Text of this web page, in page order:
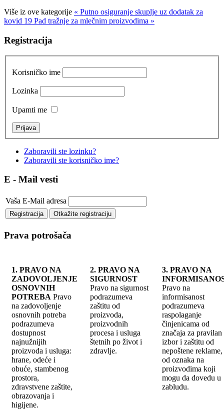
Više iz ove kategorije « Putno osiguranje skuplje uz dodatak za
kovid 19 Pad tražnje za mlečnim proizvodima »
Registracija
Korisničko ime
Lozinka
Upamti me
Zaboravili ste lozinku?
Zaboravili ste korisničko ime?
E - Mail vesti
Vaša E-Mail adresa
Prava potrošača
1. PRAVO NA
ZADOVOLJENJE
OSNOVNIH
POTREBA Pravo
na zadovoljenje
osnovnih potreba
podrazumeva
dostupnost
najnužnijih
proizvoda i usluga:
hrane, odeće i
obuće, stambenog
prostora,
zdravstvene zaštite,
obrazovanja i
higijene.
2. PRAVO NA
SIGURNOST
Pravo na sigurnost
podrazumeva
zaštitu od
proizvoda,
proizvodnih
procesa i usluga
štetnih po život i
zdravlje.
3. PRAVO NA
Pravo na
informisanost
podrazumeva
raspolaganje
činjenicama od
značaja za pravilan
izbor i zaštitu od
nepoštene
od oznaka na
proizvodima koji
mogu da dovedu u
zabludu.